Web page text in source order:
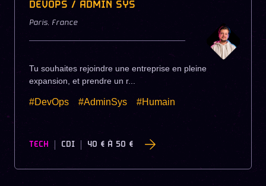
DEVOPS / ADMIN SYS
Paris, France
Tu souhaites rejoindre une entreprise en pleine
expansion, et prendre un r...
#DevOps #AdminSys #Humain
TECH CDI 40 € À 50 €